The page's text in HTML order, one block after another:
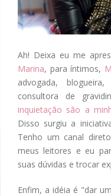
Ah! Deixa eu me
Marina, para íntimos,
advogada,
consultora de
inquietação são a
Disso surgiu a
Tenho um canal
meus leitores e eu
suas dúvidas e trocar
Enfim, a idéia é "dar